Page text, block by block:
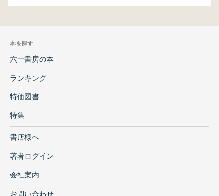
本を探す
六一書房の本
ランキング
特価図書
特集
書店様へ
著者ログイン
会社案内
お問い合わせ